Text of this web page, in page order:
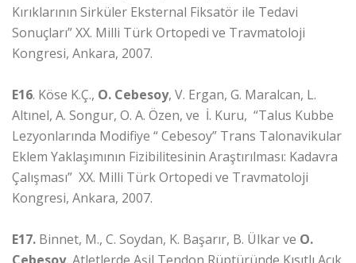
Kırıklarının Sirküler Eksternal Fiksatör ile Tedavi
Sonuçları” XX. Milli Türk Ortopedi ve Travmatoloji
Kongresi, Ankara, 2007.
E16. Köse K.Ç., O. Cebesoy, V. Ergan, G. Maralcan, L.
Altınel, A. Songur, O. A. Özen, ve İ. Kuru, “Talus Kubbe
Lezyonlarında Modifiye “ Cebesoy” Trans Talonavikular
Eklem Yaklaşımının Fizibilitesinin Araştırılması: Kadavra
Çalışması” XX. Milli Türk Ortopedi ve Travmatoloji
Kongresi, Ankara, 2007.
E17. Binnet, M., C. Soydan, K. Başarır, B. Ülkar ve O.